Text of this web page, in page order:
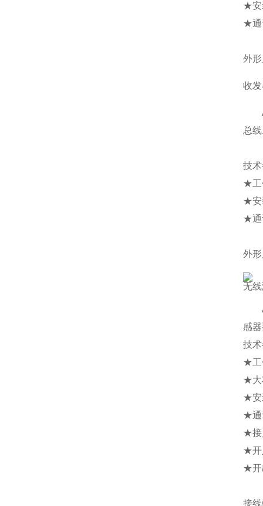
★安
★通
外
收
总
技
★工
★安
★通
外
无
感
技
★工
★大
★安
★通
★接
★开
★开
接